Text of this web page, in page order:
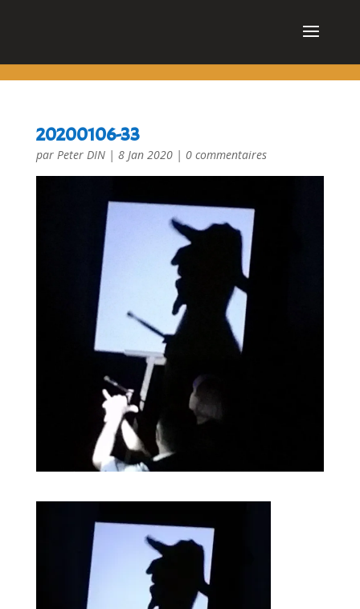
20200106-33
par Peter DIN| 8 Jan 2020| 0 commentaires